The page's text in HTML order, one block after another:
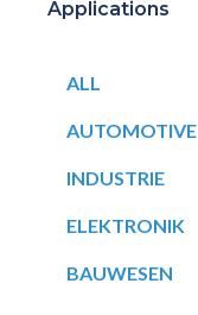
Applications
ALL
AUTOMOTIVE
INDUSTRIE
ELEKTRONIK
BAUWESEN